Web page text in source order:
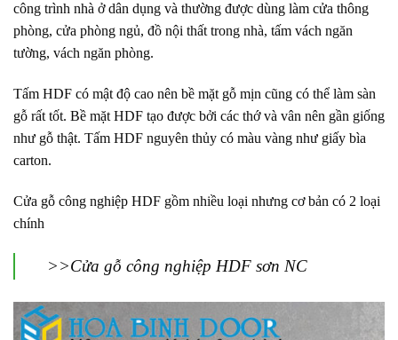
công trình nhà ở dân dụng và thường được dùng làm cửa thông
phòng, cửa phòng ngủ, đồ nội thất trong nhà, tấm vách ngăn
tường, vách ngăn phòng.
Tấm HDF có mật độ cao nên bề mặt gỗ mịn cũng có thể làm sàn
gỗ rất tốt. Bề mặt HDF tạo được bởi các thớ và vân nên gần giống
như gỗ thật. Tấm HDF nguyên thủy có màu vàng như giấy bìa
carton.
Cửa gỗ công nghiệp HDF gồm nhiều loại nhưng cơ bản có 2 loại
chính
>>Cửa gỗ công nghiệp HDF sơn NC